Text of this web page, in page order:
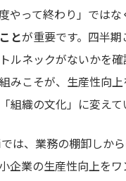
やって終わり」ではな
とが重要です。四半
ルネックがないかを
みこそが、生産性向
組織の文化」に変えて
は、業務の棚卸しか
企業の生産性向上を